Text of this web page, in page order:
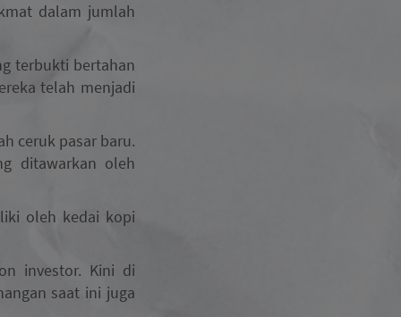
dalam jumlah
terbukti bertahan
telah menjadi
ceruk pasar baru.
ditawarkan oleh
oleh kedai kopi
investor. Kini di
saat ini juga